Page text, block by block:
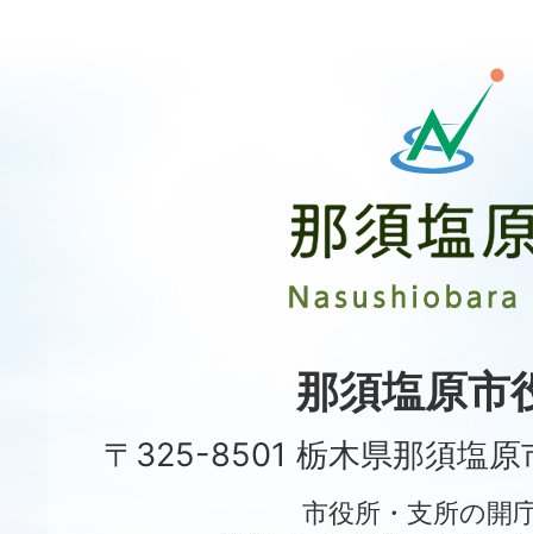
原
市
City
那須塩原市
〒325-8501 栃木県那須塩原
市役所・支所の開